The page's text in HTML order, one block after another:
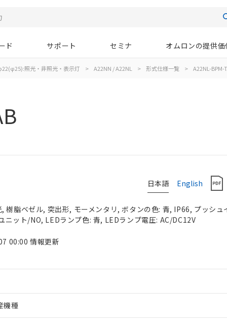
ド サポート セミナ オムロンの提供価
照光・非照光・表示灯 > A22NN / A22NL > 形式仕様一覧 > A22NL-BPM-
日本語 English
樹脂ベゼル, 突出形, モーメンタリ, ボタンの色: 青, IP66, プッシュ
ニット/NO, LEDランプ色: 青, LEDランプ電圧: AC/DC12V
00:00 情報更新
機種